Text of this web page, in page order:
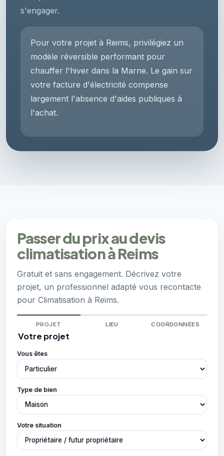
s'engager.
Pour votre projet à Reims, privilégiez un
modèle réversible performant pour
chauffer l'hiver dans la Marne. Le gain sur
votre facture d'électricité compense
largement l'absence d'aides publiques à
l'achat.
Passer du prix au devis
climatisation à Reims
Gratuit et sans engagement. Décrivez votre
projet, un professionnel adapté vous recontacte
pour Climatisation à Reims.
PROJET LIEU COORDONNÉES
Votre projet
Vous êtes
Type de bien
Votre situation